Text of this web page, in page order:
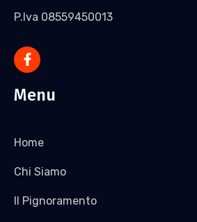
P.Iva 08559450013
Menu
Home
Chi Siamo
Il Pignoramento